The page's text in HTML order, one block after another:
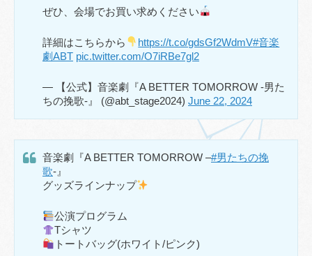
ぜひ、会場でお買い求めください
詳細はこちらから https://t.co/gdsGf2WdmV#音楽
劇ABT pic.twitter.com/O7iRBe7gl2
— 【公式】音楽劇『A BETTER TOMORROW -男た
ちの挽歌-』 (@abt_stage2024) June 22, 2024
音楽劇『A BETTER TOMORROW –#男たちの挽
歌-』
グッズラインナップ
公演プログラム
Tシャツ
トートバッグ(ホワイト/ピンク)